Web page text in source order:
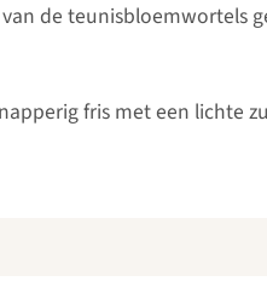
de teunisbloemwortels
fris met een lichte